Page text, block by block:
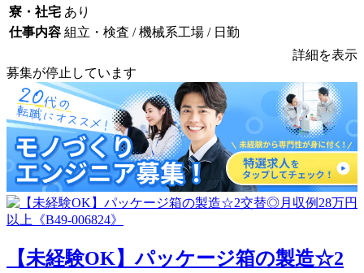
寮・社宅 あり
仕事内容 組立・検査 / 機械系工場 / 日勤
詳細を表示
募集が停止しています
【未経験OK】パッケージ箱の製造☆2